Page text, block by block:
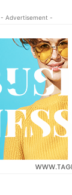
- Advertisement -